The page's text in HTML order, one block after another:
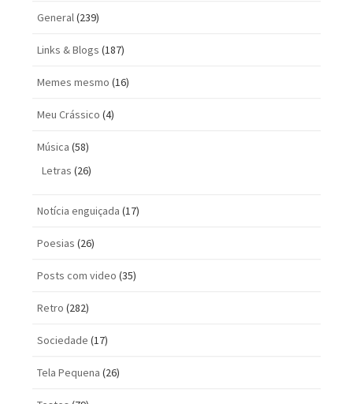
General(239)
Links & Blogs (187)
Memes mesmo (16)
Meu Crássico (4)
Música (58)
Letras (26)
Notícia enguiçada (17)
Poesias (26)
Posts com vi­deo (35)
Retro (282)
Sociedade (17)
Tela Pequena (26)